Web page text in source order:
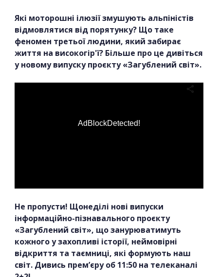
Які моторошні ілюзії змушують альпіністів
відмовлятися від порятунку? Що таке
феномен третьої людини, який забирає
життя на високогір'ї? Більше про це дивіться
у новому випуску проєкту «Загублений світ».
AdBlockDetected!
Не пропусти! Щонеділі нові випуски
інформаційно-пізнавального проєкту
«Загублений світ», що занурюватимуть
кожного у захопливі історії, неймовірні
відкриття та таємниці, які формують наш
світ. Дивись прем’єру об 11:50 на телеканалі